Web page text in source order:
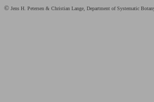
© Jens H. Petersen & Christian Lange, Department of Systematic